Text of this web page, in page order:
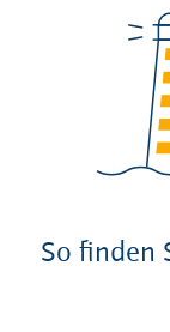
So finden